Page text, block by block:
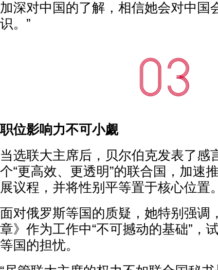
加深对中国的了解，相信她会对中国
识。”
职位影响力不可小觑
当选联大主席后，贝尔伯克发表了感
个“更高效、更透明”的联合国，加速
展议程，并将性别平等置于核心位置
面对俄罗斯等国的质疑，她特别强调
章》作为工作中“不可撼动的基础”，
等国的担忧。